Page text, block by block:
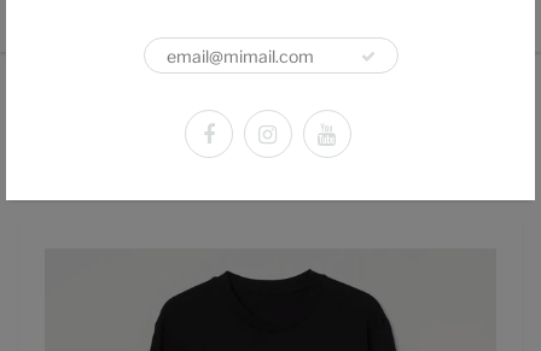
Playera Led Zeppelin